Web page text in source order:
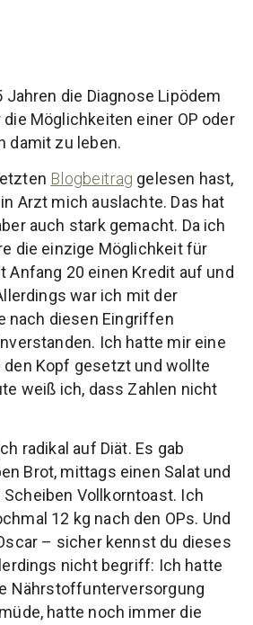
Jahren die Diagnose Lipödem
die Möglichkeiten einer OP oder
damit zu leben.
Blogbeitrag gelesen hast,
Arzt mich auslachte. Das hat
auch stark gemacht. Da ich
die einzige Möglichkeit für
Anfang 20 einen Kredit auf und
war ich mit der
nach diesen Eingriffen
Ich hatte mir eine
Kopf gesetzt und wollte
weiß ich, dass Zahlen nicht
radikal auf Diät. Es gab
Brot, mittags einen Salat und
Vollkorntoast. Ich
12 kg nach den OPs. Und
– sicher kennst du dieses
nicht begriff: Ich hatte
Nährstoffunterversorgung
hatte noch immer die